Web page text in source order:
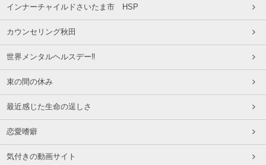
インナーチャイルドさいたま市 HSP
カウンセリング秋田
世界メンタルヘルスデー‼️
束の間の休み
最近感じた生命の逞しさ
恋愛嗜癖
気付きの動画サイト